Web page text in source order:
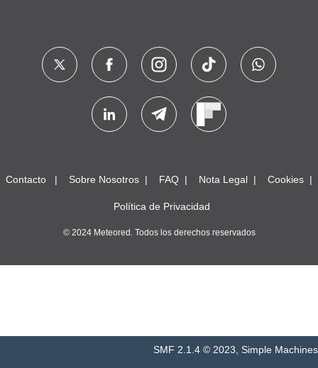
Contacto Sobre Nosotros FAQ Nota Legal Cookies
Política de Privacidad
© 2024 Meteored. Todos los derechos reservados
SMF 2.1.4 © 2023 Simple Machines